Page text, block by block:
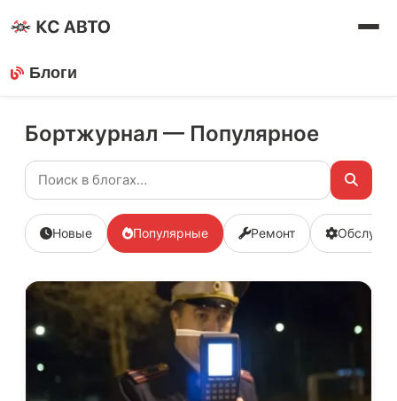
Блоги
Бортжурнал — Популярное
Новые Популярные Ремонт